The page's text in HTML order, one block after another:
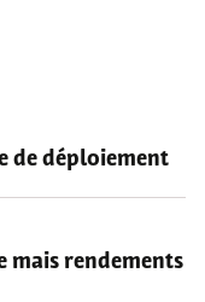
de déploiement
mais rendements